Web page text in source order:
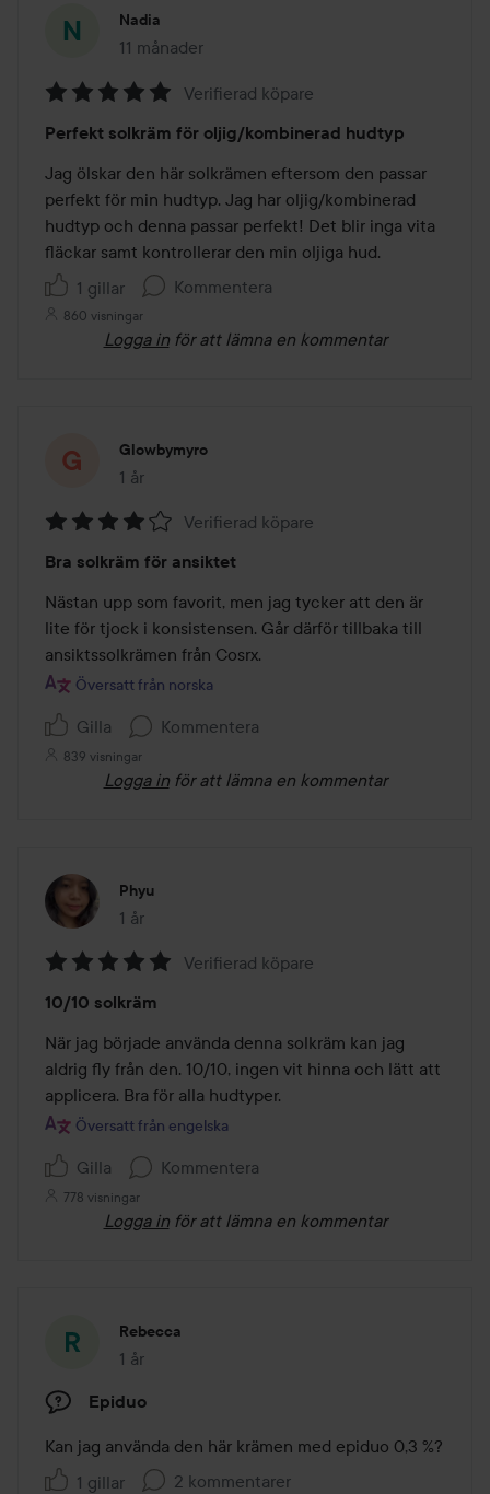
Nadia
11 månader
Inlägget skapades 11 månader
5
av
5
Verifierad köpare
Perfekt solkräm för oljig/kombinerad hudtyp
Jag ölskar den här solkrämen eftersom den passar
perfekt för min hudtyp. Jag har oljig/kombinerad
hudtyp och denna passar perfekt! Det blir inga vita
fläckar samt kontrollerar den min oljiga hud.
1 gillar
Kommentera
860 visningar
Logga in för att lämna en kommentar
Glowbymyro
1 år
Inlägget skapades 1 år
4
av
5
Verifierad köpare
Bra solkräm för ansiktet
Nästan upp som favorit, men jag tycker att den är
lite för tjock i konsistensen. Går därför tillbaka till
ansiktssolkrämen från Cosrx.
Översatt från norska
Gilla Kommentera
839 visningar
Logga in för att lämna en kommentar
Phyu
1 år
Inlägget skapades 1 år
5
av
5
Verifierad köpare
10/10 solkräm
När jag började använda denna solkräm kan jag
aldrig fly från den. 10/10, ingen vit hinna och lätt att
applicera. Bra för alla hudtyper.
Översatt från engelska
Gilla Kommentera
778 visningar
Logga in för att lämna en kommentar
Rebecca
1 år
Inlägget skapades 1 år
Epiduo
Kan jag använda den här krämen med epiduo 0,3 %?
1 gillar
2 kommentarer